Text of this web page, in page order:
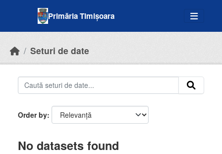
Primăria Timișoara
Seturi de date
Order by
No datasets found